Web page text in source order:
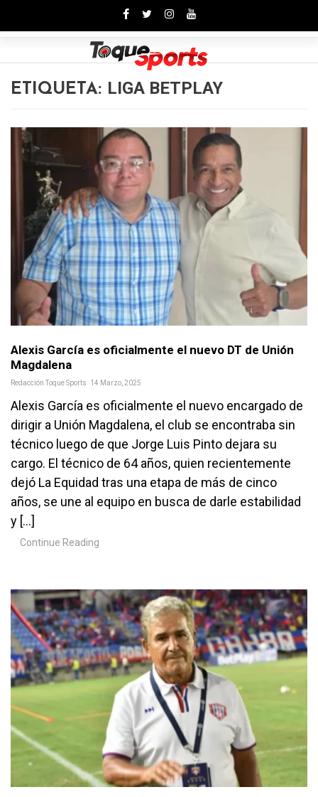
ETIQUETA: LIGA BETPLAY
Alexis García es oficialmente el nuevo DT de Unión
Magdalena
Redacción Toque Sports 14 Marzo, 2025
Alexis García es oficialmente el nuevo encargado de
dirigir a Unión Magdalena, el club se encontraba sin
técnico luego de que Jorge Luis Pinto dejara su
cargo. El técnico de 64 años, quien recientemente
dejó La Equidad tras una etapa de más de cinco
años, se une al equipo en busca de darle estabilidad
y […]
Continue Reading